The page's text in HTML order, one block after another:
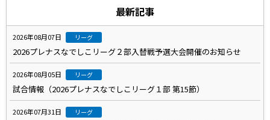
最新記事
2026年08月07日 リーグ
2026プレナスなでしこリーグ２部入替戦予選大会開催のお知らせ
2026年08月05日 リーグ
試合情報（2026プレナスなでしこリーグ１部 第15節）
2026年07月31日 リーグ